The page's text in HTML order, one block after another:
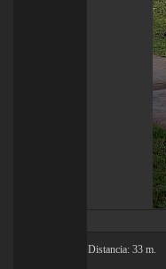
Distancia: 33 m.